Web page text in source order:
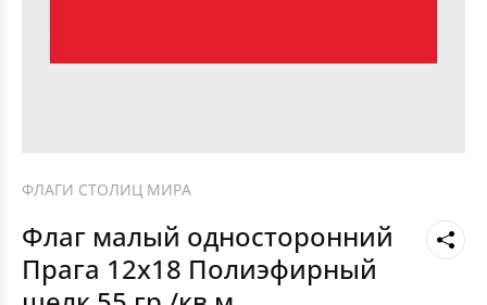
ФЛАГИ СТОЛИЦ МИРА
Флаг малый односторонний
Прага 12х18 Полиэфирный